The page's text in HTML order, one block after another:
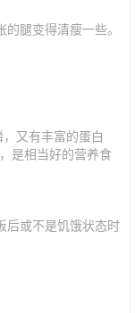
腿变得清瘦一些。
又有丰富的蛋白
是相当好的营养食
后或不是饥饿状态时